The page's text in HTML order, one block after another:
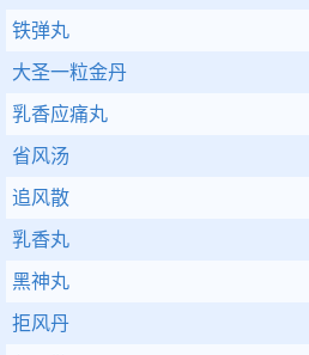
铁弹丸
大圣一粒金丹
乳香应痛丸
省风汤
追风散
乳香丸
黑神丸
拒风丹